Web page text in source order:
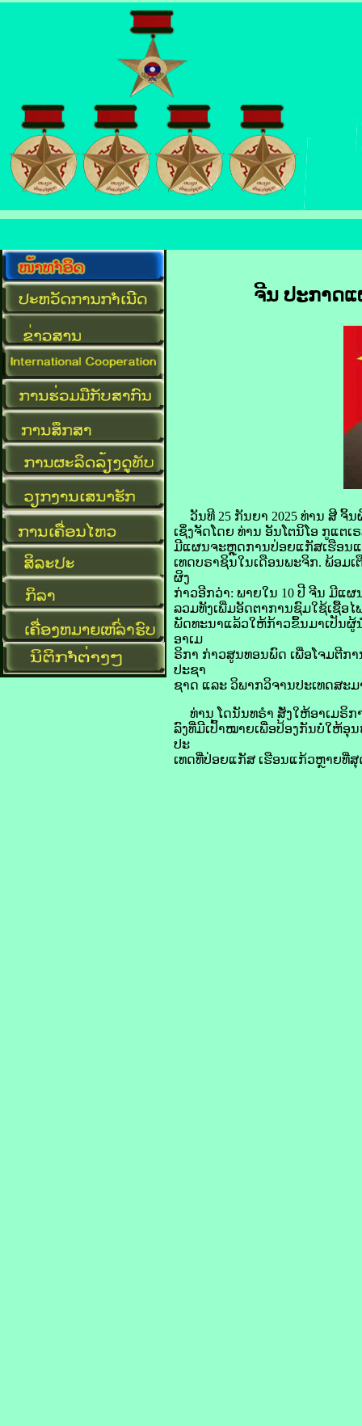
ຈີນ ປະກາດ​ແ
ວັນ​ທີ 25 ກັນຍາ 2025 ທ່ານ ສີ​ ຈິ້
ເຊິ່ງ​ຈັດ​ໂດຍ ທ່ານ ອັນໂຕ​ນິ​ໂອ ກູ​ແຕ​
ມີ​ແຜນ​ຈະ​ຫຼຸດ​ການ​ປ່ອຍ​ແກັສ​ເຮືອນ​ແ
ເທດ​ບຣາ​ຊິນ​ໃນ​ເດືອນ​ພະຈິກ. ພ້ອມ​
ຜິງ
ກ່າວອີ​ກວ່າ: ພາຍ​ໃນ 10 ປີ ຈີນ ​ມີ​ແຜ
ລວມ​ທັງ​ເພີ່ມ​ອັດຕາ​ການ​ຊົມໃຊ້​ເຊື້ອ​
ພັດທະນາ​ແລ້ວ​ໃຫ້​ກ້າວ​ຂຶ້ນ​ມາ​ເປັນ​ຜູ້
ອາ​ເມ​
ຣິ​ກາ ກ່າວ​ສູນທອນ​ພົດ ​ເພື່ອ​ໂຈມ​ຕີ​ກ
ປະຊາ​
ຊາດ ແລະ ວິພາກ​ວິຈານ​ປະເທດ​ສະ
ທ່ານ ໂດ​ນັນ​ທຣຳ ສັ່ງ​ໃຫ້​ອາ​ເມ​ຣິ​ກ
ລົງ​ທີ່​ມີ​ເປົ້າ​ໝາຍ​ເພື່ອ​ປ້ອງ​ກັນ​ບໍ່​ໃຫ້​ອຸ
ປະ
ເທດ​ທີ່​ປ່ອຍ​ແກັສ​ ເຮືອນ​ແກ້ວ​ຫຼາຍ​ທີ່​